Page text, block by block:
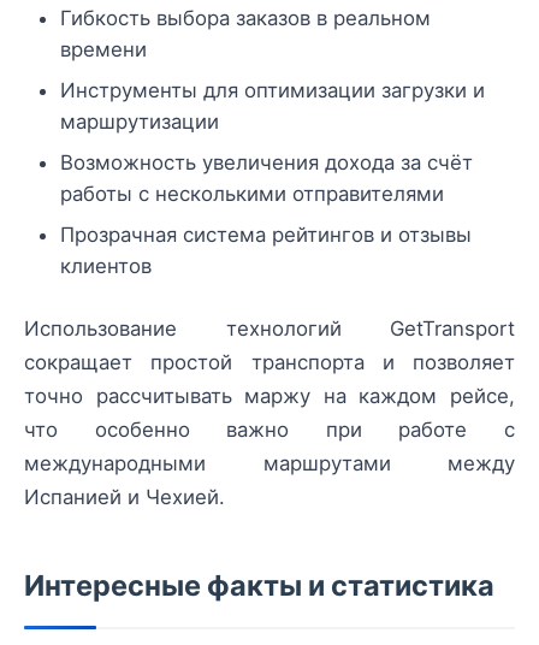
Гибкость выбора заказов в реальном
времени
Инструменты для оптимизации загрузки и
маршрутизации
Возможность увеличения дохода за счёт
работы с несколькими отправителями
Прозрачная система рейтингов и отзывы
клиентов
Использование технологий GetTransport
сокращает простой транспорта и позволяет
точно рассчитывать маржу на каждом рейсе,
что особенно важно при работе с
международными маршрутами между
Испанией и Чехией.
Интересные факты и статистика